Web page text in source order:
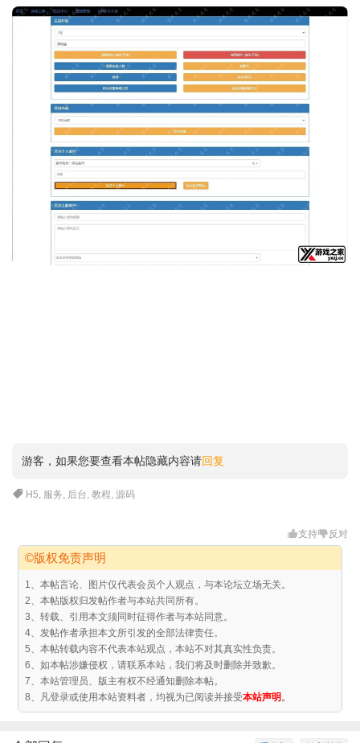
游客，如果您要查看本帖隐藏内容请回复
H5 服务 后台 ,教程 ,源码
支持 反对
©版权免责声明
1、本帖言论、图片仅代表会员个人观点，与本论坛立场无关。
2、本帖版权归发帖作者与本站共同所有。
3、转载、引用本文须同时征得作者与本站同意。
4、发帖作者承担本文所引发的全部法律责任。
5、本帖转载内容不代表本站观点，本站不对其真实性负责。
6、如本帖涉嫌侵权，请联系本站，我们将及时删除并致歉。
7、本站管理员、版主有权不经通知删除本帖。
8、凡登录或使用本站资料者，均视为已阅读并接受本站声明 。